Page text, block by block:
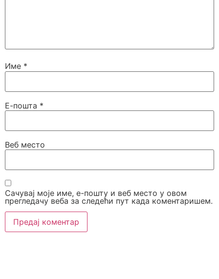
Име *
Е-пошта *
Веб место
Сачувај моје име, е-пошту и веб место у овом
прегледачу веба за следећи пут када коментаришем.